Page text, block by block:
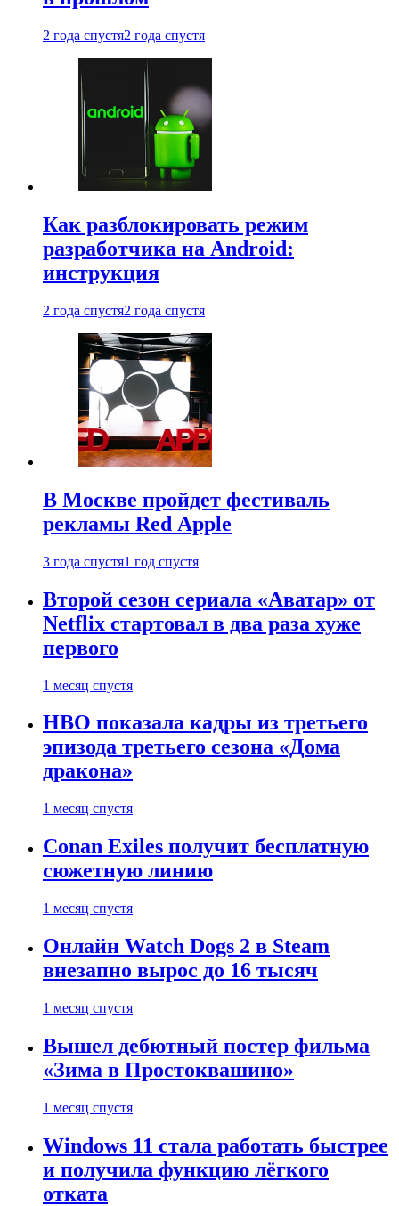
2 года спустя2 года спустя
Как разблокировать режим
разработчика на Android:
инструкция
2 года спустя2 года спустя
В Москве пройдет фестиваль
рекламы Red Apple
3 года спустя1 год спустя
Второй сезон сериала «Аватар» от
Netflix стартовал в два раза хуже
первого
1 месяц спустя
HBO показала кадры из третьего
эпизода третьего сезона «Дома
дракона»
1 месяц спустя
Conan Exiles получит бесплатную
сюжетную линию
1 месяц спустя
Онлайн Watch Dogs 2 в Steam
внезапно вырос до 16 тысяч
1 месяц спустя
Вышел дебютный постер фильма
«Зима в Простоквашино»
1 месяц спустя
Windows 11 стала работать быстрее
и получила функцию лёгкого
отката